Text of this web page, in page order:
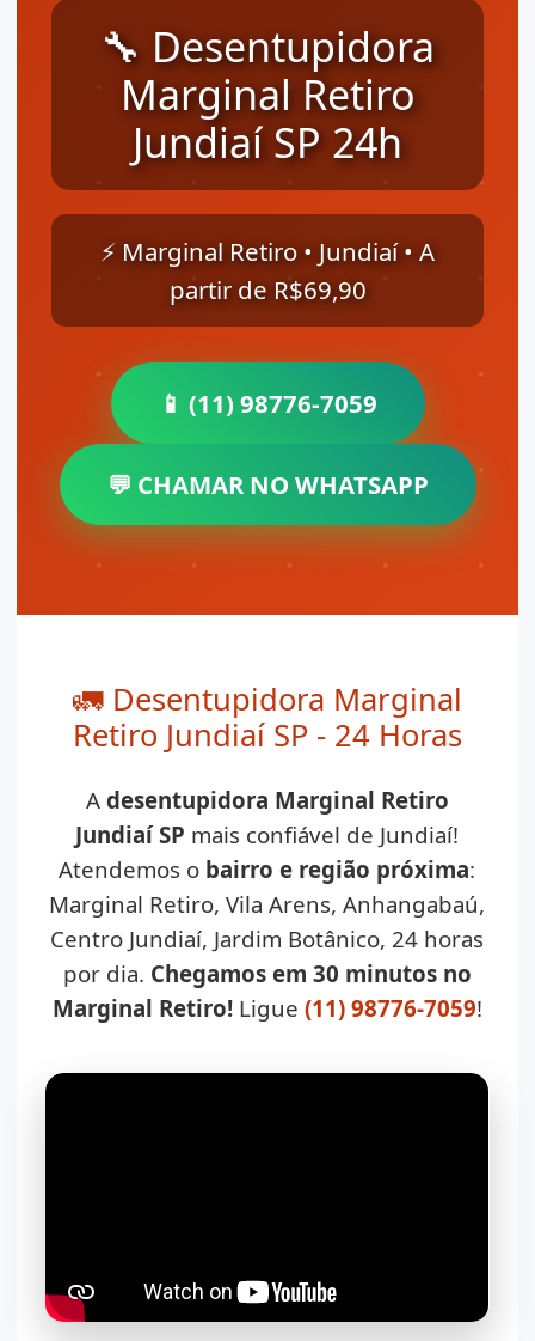
🔧 Desentupidora
Marginal Retiro
Jundiaí SP 24h
⚡ Marginal Retiro • Jundiaí • A
partir de R$69,90
📱 (11) 98776-7059
💬 CHAMAR NO WHATSAPP
🚛 Desentupidora Marginal
Retiro Jundiaí SP - 24 Horas
A desentupidora Marginal Retiro
Jundiaí SP mais confiável de Jundiaí!
Atendemos o bairro e região próxima:
Marginal Retiro, Vila Arens, Anhangabaú,
Centro Jundiaí, Jardim Botânico, 24 horas
por dia. Chegamos em 30 minutos no
Marginal Retiro!Ligue (11) 98776-7059!